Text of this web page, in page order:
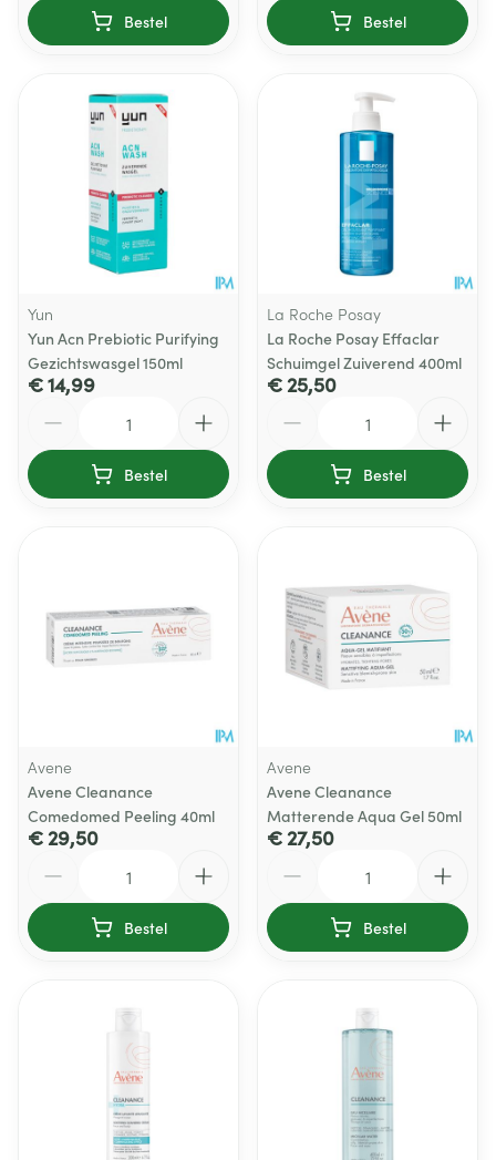
Bestel Bestel
Yun
Yun Acn Prebiotic Purifying
Gezichtswasgel 150ml
€ 14,99
Bestel
La Roche Posay
La Roche Posay Effaclar
Schuimgel Zuiverend 400ml
€ 25,50
Bestel
Avene
Avene Cleanance
Comedomed Peeling 40ml
€ 29,50
Bestel
Avene
Avene Cleanance
Matterende Aqua Gel 50ml
€ 27,50
Bestel